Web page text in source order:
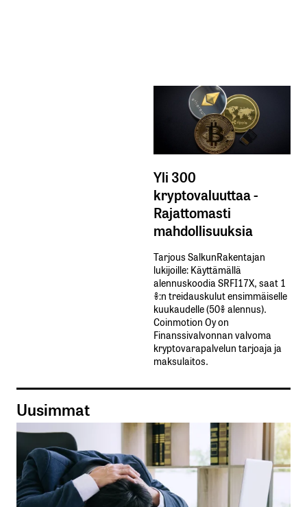
Yli 300
kryptovaluuttaa -
Rajattomasti
mahdollisuuksia
Tarjous SalkunRakentajan
lukijoille: Käyttämällä​ ​
alennuskoodia​ ​SRFI17X,​ ​saat​ ​1
%:n treidauskulut​ ​ensimmäiselle​ ​
kuukaudelle​ ​(50%​ ​alennus).
Coinmotion Oy on
Finanssivalvonnan valvoma
kryptovarapalvelun tarjoaja ja
maksulaitos.
Uusimmat